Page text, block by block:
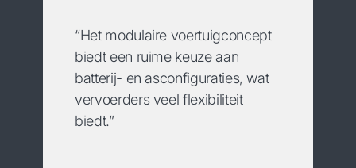
“Het modulaire voertuigconcept
biedt een ruime keuze aan
batterij- en asconfiguraties, wat
vervoerders veel flexibiliteit
biedt.”